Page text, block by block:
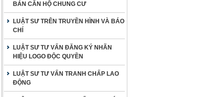
BÁN CĂN HỘ CHUNG CƯ
LUẬT SƯ TRÊN TRUYỀN HÌNH VÀ BÁO
CHÍ
LUẬT SƯ TƯ VẤN ĐĂNG KÝ NHÃN
HIỆU LOGO ĐỘC QUYỀN
LUẬT SƯ TƯ VẤN TRANH CHẤP LAO
ĐỘNG